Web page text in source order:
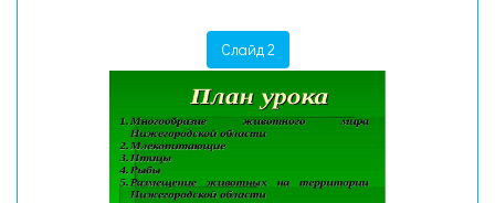
Слайд 2